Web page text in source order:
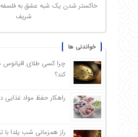
خاکستر شدن یک شبه عشق به فلسفه
شریف
خواندنی ها
چرا کسی طلای اقیانوس
کند؟
راهکار حفظ مواد غذایی
راز همزمانی شب یلدا